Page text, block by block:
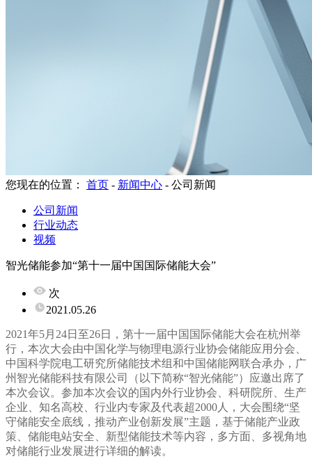
您现在的位置： 首页 - 新闻中心 - 公司新闻
公司新闻
行业动态
视频
智光储能参加“第十一届中国国际储能大会”
次
2021.05.26
2021年5月 24日至26日，第十一届中国国际储能大会在杭州举
行，本次大会由中国化学与物理电源行业协会储能应用分会、
中国科学院电工研究所储能技术组和中国储能网联合承办，广
州智光储能科技有限公司（以下简称“智光储能”）应邀出席了
本次会议。参加本次会议的国内外行业协会、科研院所、生产
企业、知名高校、行业内专家及代表超2000 人，大会围绕“坚
守储能安全底线，推动产业创新发展”主题，基于储能产业政
策、储能电站安全、新型储能技术等内容，多方面、多视角地
对储能行业发展进行详细的解读。